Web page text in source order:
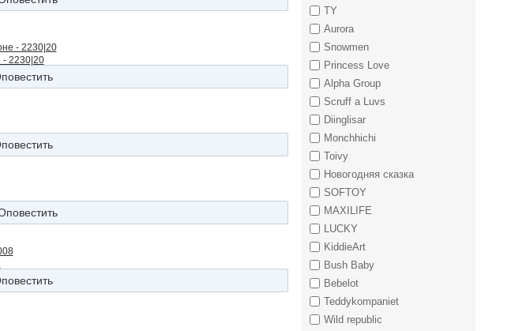
- 2230|20
TY
Aurora
Snowmen
Princess Love
Alpha Group
Scruff a Luvs
Diinglisar
Monchhichi
Toivy
Новогодняя сказка
SOFTOY
MAXILIFE
LUCKY
KiddieArt
Bush Baby
Bebelot
Teddykompaniet
Wild republic